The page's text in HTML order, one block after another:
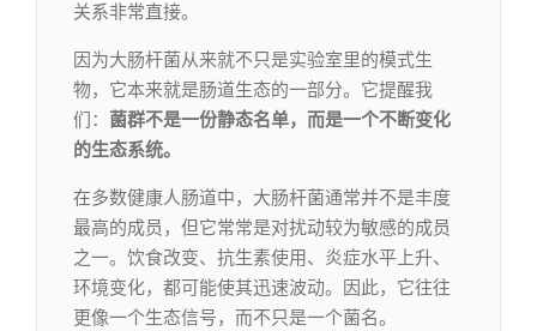
关系非常直接。
因为大肠杆菌从来就不只是实验室里的模式生
物，它本来就是肠道生态的一部分。它提醒我
们： 菌群不是一份静态名单，而是一个不断变化
的生态系统。
在多数健康人肠道中，大肠杆菌通常并不是丰度
最高的成员，但它常常是对扰动较为敏感的成员
之一。饮食改变、抗生素使用、炎症水平上升、
环境变化，都可能使其迅速波动。因此，它往往
更像一个生态信号，而不只是一个菌名。